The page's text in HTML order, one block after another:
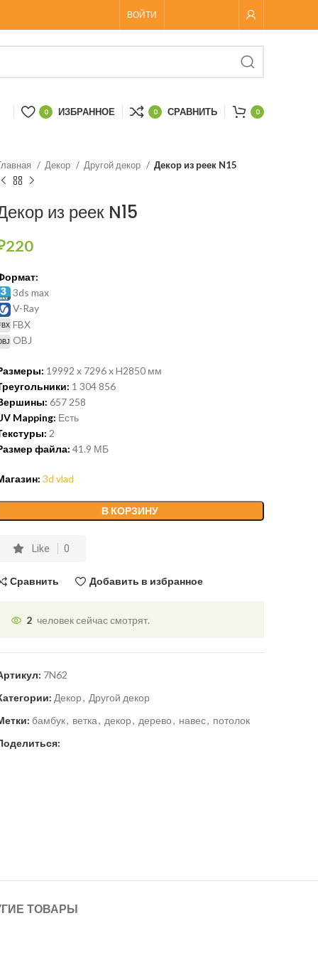
ВОЙТИ
0 ИЗБРАННОЕ 0 СРАВНИТЬ 0
Декор Другой декор Декор из реек N15
из реек N15
220
3ds max
V-Ray
FBX
OBJ
19992 x 7296 x H2850 мм
1 304 856
657 258
Mapping: Есть
2
файла: 41.9 МБ
3d vlad
В КОРЗИНУ
Like 0
Сравнить Добавить в избранное
2 человек сейчас смотрят.
7N62
Декор, Другой декор
бамбук, ветка, декор, дерево, навес, потолок
ТОВАРЫ